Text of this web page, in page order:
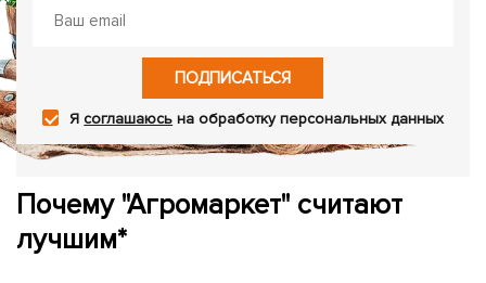
ПОДПИСАТЬСЯ
Ясоглашаюсь на обработку персональных данных
Почему "Агромаркет" считают
лучшим*